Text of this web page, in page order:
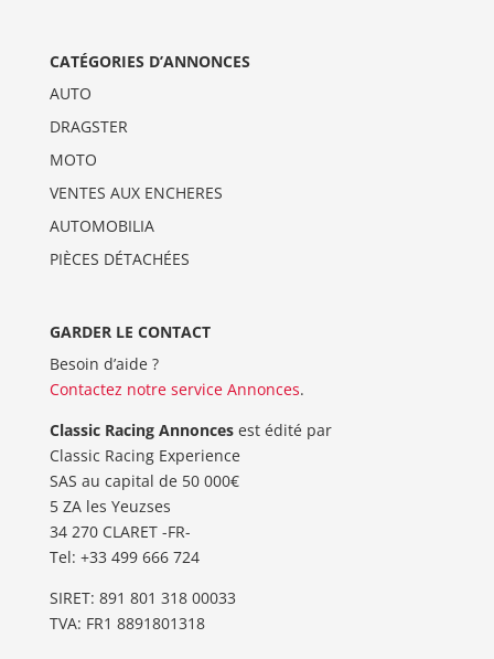
CATÉGORIES D’ANNONCES
AUTO
DRAGSTER
MOTO
VENTES AUX ENCHERES
AUTOMOBILIA
PIÈCES DÉTACHÉES
GARDER LE CONTACT
Besoin d’aide ?
Contactez notre service Annonces.
Classic Racing Annoncesest édité par
Classic Racing Experience
SAS au capital de 50 000€
5 ZA les Yeuzses
34 270 CLARET -FR-
Tel: ‭+33 499 666 724‬
SIRET: 891 801 318 00033
TVA: FR1 8891801318